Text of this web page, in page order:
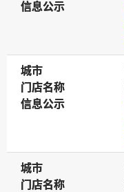
信息公示
信息公示
城市
城市
门店名称
门店名称
信息公示
信息公示
城市
城市
门店名称
门店名称